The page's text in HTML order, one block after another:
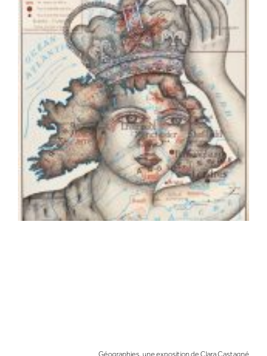
Géographies, une exposition de Clara Castagné